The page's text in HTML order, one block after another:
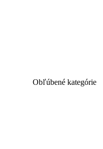
Obľúbené kategórie